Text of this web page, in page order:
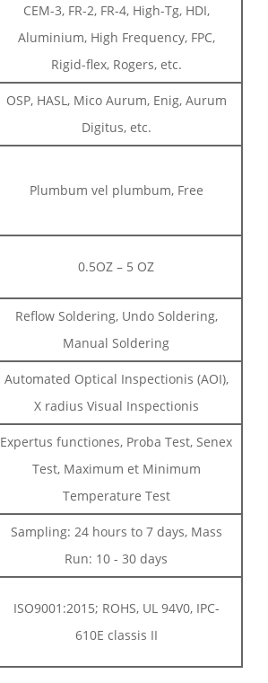
CEM-3, FR-2, FR-4, High-Tg, HDI,
Aluminium, High Frequency, FPC,
Rigid-flex, Rogers, etc.
OSP, HASL, Mico Aurum, Enig, Aurum
Digitus, etc.
Plumbum vel plumbum, Free
0.5OZ – 5 OZ
Reflow Soldering, Undo Soldering,
Manual Soldering
Automated Optical Inspectionis (AOI),
X radius Visual Inspectionis
Expertus functiones, Proba Test, Senex
Test, Maximum et Minimum
Temperature Test
Sampling: 24 hours to 7 days, Mass
Run: 10 - 30 days
ISO9001:2015; ROHS, UL 94V0, IPC-
610E classis II